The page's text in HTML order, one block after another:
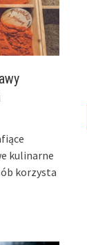
kulinarne
korzysta